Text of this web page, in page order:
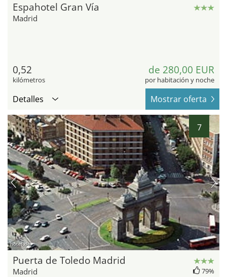
Espahotel Gran Vía
Madrid
0,52
kilómetros
de 280,00 EUR
por habitación y noche
Detalles Mostrar oferta
7
hotel.de
Puerta de Toledo Madrid
Madrid 79%